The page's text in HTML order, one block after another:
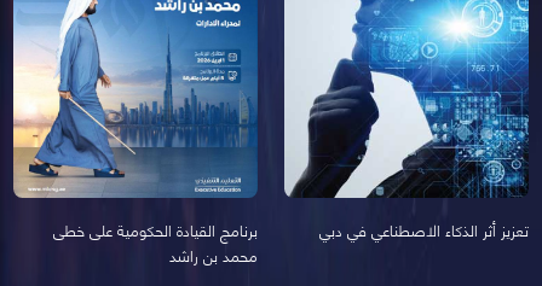
تعزيز أثر الذكاء الاصطناعي في دبي
برنامج القيادة الحكومية على خطى
محمد بن راشد